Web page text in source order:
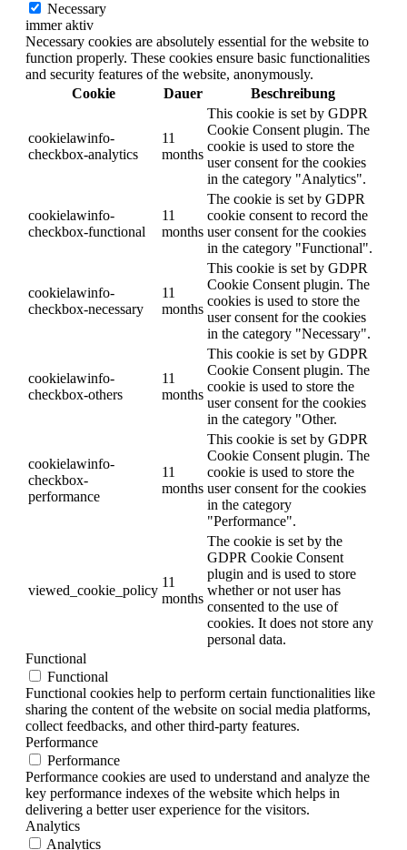
Necessary
immer aktiv
Necessary cookies are absolutely essential for the website to
function properly. These cookies ensure basic functionalities
and security features of the website, anonymously.
Cookie
Dauer Beschreibung
cookielawinfo-
checkbox-analytics
11
months
This cookie is set by GDPR
Cookie Consent plugin. The
cookie is used to store the
user consent for the cookies
in the category "Analytics".
cookielawinfo-
checkbox-functional
11
months
The cookie is set by GDPR
cookie consent to record the
user consent for the cookies
in the category "Functional".
cookielawinfo-
checkbox-necessary
11
months
This cookie is set by GDPR
Cookie Consent plugin. The
cookies is used to store the
user consent for the cookies
in the category "Necessary".
cookielawinfo-
checkbox-others
11
months
This cookie is set by GDPR
Cookie Consent plugin. The
cookie is used to store the
user consent for the cookies
in the category "Other.
cookielawinfo-
checkbox-
performance
11
months
This cookie is set by GDPR
Cookie Consent plugin. The
cookie is used to store the
user consent for the cookies
in the category
"Performance".
viewed_cookie_policy
11
months
The cookie is set by the
GDPR Cookie Consent
plugin and is used to store
whether or not user has
consented to the use of
cookies. It does not store any
personal data.
Functional
Functional
Functional cookies help to perform certain functionalities like
sharing the content of the website on social media platforms,
collect feedbacks, and other third-party features.
Performance
Performance
Performance cookies are used to understand and analyze the
key performance indexes of the website which helps in
delivering a better user experience for the visitors.
Analytics
Analytics